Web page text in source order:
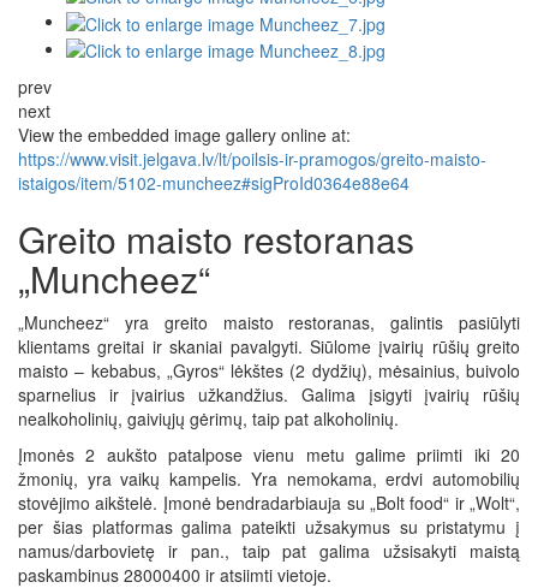
prev
next
View the embedded image gallery online at:
https://www.visit.jelgava.lv/lt/poilsis-ir-pramogos/greito-maisto-
istaigos/item/5102-muncheez#sigProId0364e88e64
Greito maisto restoranas
„Muncheez“
„Muncheez“ yra greito maisto restoranas, galintis pasiūlyti
klientams greitai ir skaniai pavalgyti. Siūlome įvairių rūšių greito
maisto – kebabus, „Gyros“ lėkštes (2 dydžių), mėsainius, buivolo
sparnelius ir įvairius užkandžius. Galima įsigyti įvairių rūšių
nealkoholinių, gaiviųjų gėrimų, taip pat alkoholinių.
Įmonės 2 aukšto patalpose vienu metu galime priimti iki 20
žmonių, yra vaikų kampelis. Yra nemokama, erdvi automobilių
stovėjimo aikštelė. Įmonė bendradarbiauja su „Bolt food“ ir „Wolt“,
per šias platformas galima pateikti užsakymus su pristatymu į
namus/darbovietę ir pan., taip pat galima užsisakyti maistą
paskambinus 28000400 ir atsiimti vietoje.